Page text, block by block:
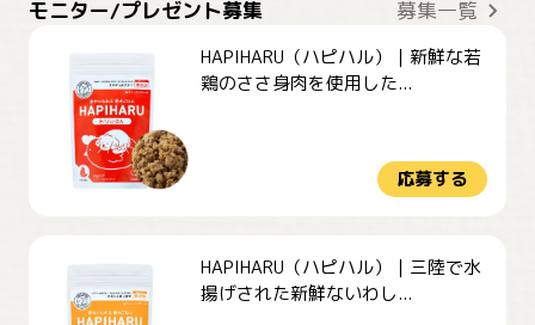
モニター/プレゼント募集 募集一覧
HAPIHARU（ハピハル）｜新鮮な若
鶏のささ身肉を使用した...
応募する
HAPIHARU（ハピハル）｜三陸で水
揚げされた新鮮ないわし...